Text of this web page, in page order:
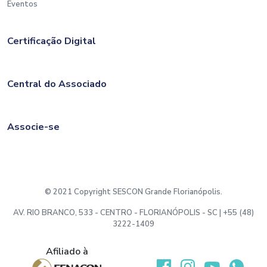
Eventos
Certificação Digital
Central do Associado
Associe-se
© 2021 Copyright SESCON Grande Florianópolis.
AV. RIO BRANCO, 533 - CENTRO - FLORIANÓPOLIS - SC | +55 (48)
3222-1409
Afiliado à